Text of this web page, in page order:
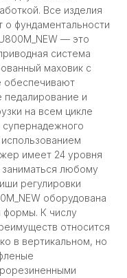
Все изделия
фундаментальности
— это
система
маховик с
обеспечивают
педалирование и
на всем цикле
супернадежного
имеет 24 уровня
заниматься любому
регулировки
оборудована
формы. К числу
относится
в вертикальном, но